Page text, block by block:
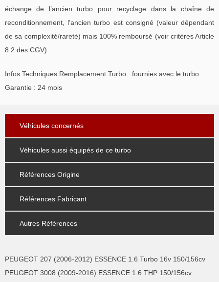
échange de l’ancien turbo pour recyclage dans la chaîne de
reconditionnement, l’ancien turbo est consigné (valeur dépendant
de sa complexité/rareté) mais 100% remboursé (voir critères Article
8.2 des CGV).
Infos Techniques Remplacement Turbo : fournies avec le turbo
Garantie : 24 mois
Véhicules concernés
Véhicules aussi équipés de ce turbo
Références Origine
Références Fabricant
Autres Références
PEUGEOT 207 (2006-2012) ESSENCE 1.6 Turbo 16v 150/156cv
PEUGEOT 3008 (2009-2016) ESSENCE 1.6 THP 150/156cv